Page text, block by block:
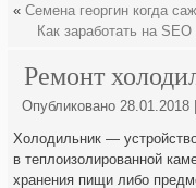
«Семена георгин когда
Как заработать на
Ремонт
Опубликовано 28.01.2018
Холодильник —
в теплоизолированной
хранения пищи либо